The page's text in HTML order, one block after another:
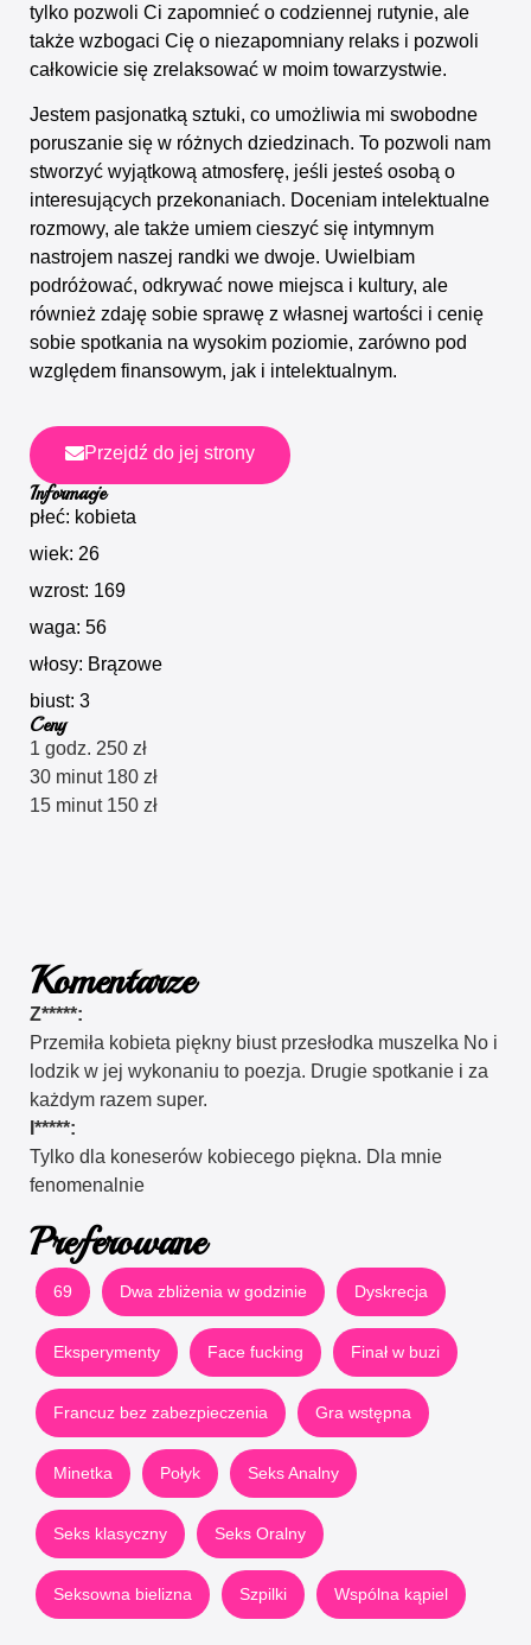
tylko pozwoli Ci zapomnieć o codziennej rutynie, ale
także wzbogaci Cię o niezapomniany relaks i pozwoli
całkowicie się zrelaksować w moim towarzystwie.
Jestem pasjonatką sztuki, co umożliwia mi swobodne
poruszanie się w różnych dziedzinach. To pozwoli nam
stworzyć wyjątkową atmosferę, jeśli jesteś osobą o
interesujących przekonaniach. Doceniam intelektualne
rozmowy, ale także umiem cieszyć się intymnym
nastrojem naszej randki we dwoje. Uwielbiam
podróżować, odkrywać nowe miejsca i kultury, ale
również zdaję sobie sprawę z własnej wartości i cenię
sobie spotkania na wysokim poziomie, zarówno pod
względem finansowym, jak i intelektualnym.
Przejdź do jej strony
Informacje
płeć: kobieta
wiek: 26
wzrost: 169
waga: 56
włosy: Brązowe
biust: 3
Ceny
1 godz. 250 zł
30 minut 180 zł
15 minut 150 zł
Komentarze
Z*****:
Przemiła kobieta piękny biust przesłodka muszelka No i
lodzik w jej wykonaniu to poezja. Drugie spotkanie i za
każdym razem super.
I*****:
Tylko dla koneserów kobiecego piękna. Dla mnie
fenomenalnie
Preferowane
69 Dwa zbliżenia w godzinie Dyskrecja
Eksperymenty Face fucking Finał w buzi
Francuz bez zabezpieczenia Gra wstępna
Minetka Połyk Seks Analny
Seks klasyczny Seks Oralny
Seksowna bielizna Szpilki Wspólna kąpiel